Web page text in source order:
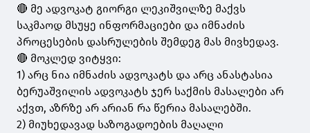
🔴 მე ადვოკატ გიორგი ლეკიშვილზე მაქვს
საკმაოდ მსუყე ინფორმაციები და იმნაძის
პროცესების დასრულების შემდეგ მას მივხედავ.
🔴 მოკლედ ვიტყვი:
1) არც ნია იმნაძის ადვოკატს და არც ანასტასია
ბერუაშვილის ადვოკატს ჯერ საქმის მასალები არ
აქვთ, აზრზე არ არიან რა წერია მასალებში.
2) მიუხედავად საზოგადოების მაღალი